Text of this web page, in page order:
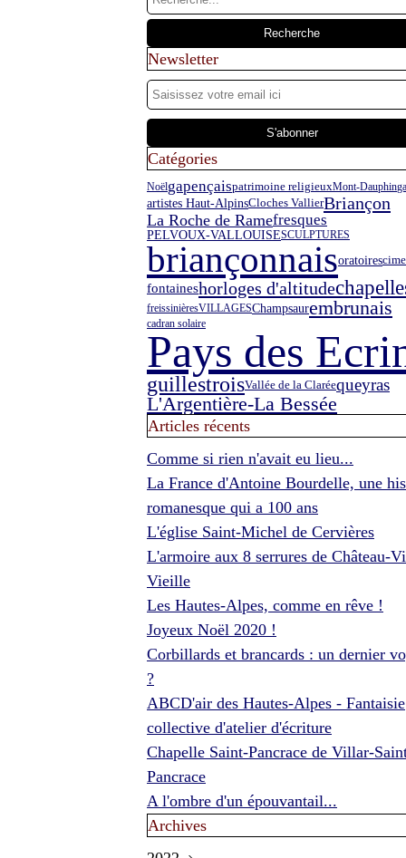
Newsletter
Catégories
Noëlgapençaispatrimoine religieuxMont-Dauphin
artistes Haut-AlpinsCloches VallierBriançon
La Roche de Ramefresques
PELVOUX-VALLOUISESCULPTURES
briançonnaisoratoires
fontaineshorloges d'altitude
freissinièresVILLAGESChampsaurembrunais
cadran solaire
Pays des
guillestroisVallée de la Claréequeyras
L'Argentière-La Bessée
Articles récents
Comme si rien n'avait eu lieu...
La France d'Antoine Bourdelle, une
romanesque qui a 100 ans
L'église Saint-Michel de Cervières
L'armoire aux 8 serrures de Château-
Vieille
Les Hautes-Alpes, comme en rêve !
Joyeux Noël 2020 !
Corbillards et brancards : un dernier
?
ABCD'air des Hautes-Alpes - Fantaisie
collective d'atelier d'écriture
Chapelle Saint-Pancrace de Villar-
Pancrace
A l'ombre d'un épouvantail...
Archives